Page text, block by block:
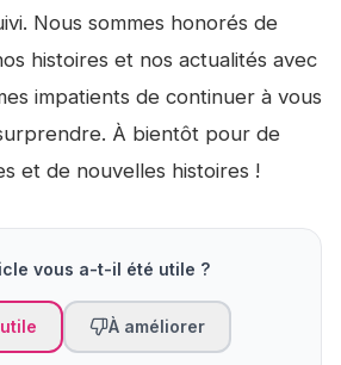
Nous sommes honorés de
histoires et nos actualités avec
impatients de continuer à vous
À bientôt pour de
et de nouvelles histoires !
vous a-t-il été utile ?
À améliorer